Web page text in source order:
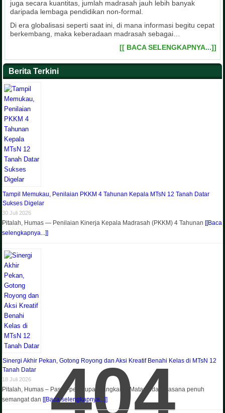
juga secara kuantitas, jumlah madrasah jauh lebih banyak
daripada lembaga pendidikan non-formal.
Di era globalisasi seperti saat ini, di mana informasi begitu cepat
berkembang, maka keberadaan madrasah sebagai…
[[ BACA SELENGKAPNYA...]]
Berita Terkini
Tampil Memukau, Penilaian PKKM 4 Tahunan Kepala MTsN 12 Tanah Datar
Sukses Digelar
30 Juli 2026
Pitalah, Humas — Penilaian Kinerja Kepala Madrasah (PKKM) 4 Tahunan[[Baca
selengkapnya...]]
Sinergi Akhir Pekan, Gotong Royong dan Aksi Kreatif Benahi Kelas di MTsN 12
Tanah Datar
18 Juli 2026
Pitalah, Humas – Pasca-penutupan rangkaian Matamuda, suasana penuh
semangat dan[[Baca selengkapnya...]]
404